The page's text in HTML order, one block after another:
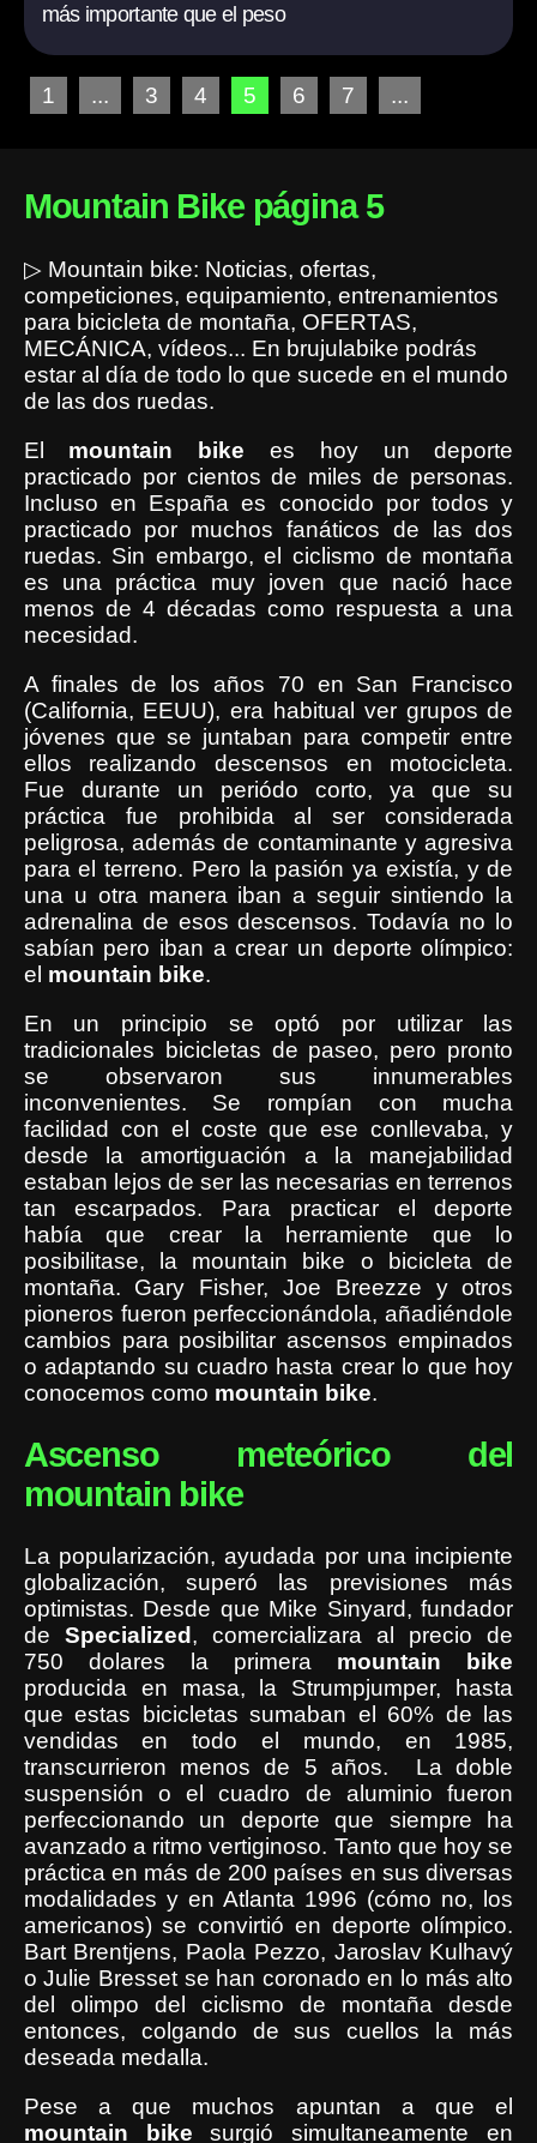
más importante que el peso
1 ... 3 4 5 6 7 ...
Mountain Bike página 5
▷ Mountain bike: Noticias, ofertas,
competiciones, equipamiento, entrenamientos
para bicicleta de montaña, OFERTAS,
MECÁNICA, vídeos... En brujulabike podrás
estar al día de todo lo que sucede en el mundo
de las dos ruedas.
El mountain bike es hoy un deporte
practicado por cientos de miles de personas.
Incluso en España es conocido por todos y
practicado por muchos fanáticos de las dos
ruedas. Sin embargo, el ciclismo de montaña
es una práctica muy joven que nació hace
menos de 4 décadas como respuesta a una
necesidad.
A finales de los años 70 en San Francisco
(California, EEUU), era habitual ver grupos de
jóvenes que se juntaban para competir entre
ellos realizando descensos en motocicleta.
Fue durante un periódo corto, ya que su
práctica fue prohibida al ser considerada
peligrosa, además de contaminante y agresiva
para el terreno. Pero la pasión ya existía, y de
una u otra manera iban a seguir sintiendo la
adrenalina de esos descensos. Todavía no lo
sabían pero iban a crear un deporte olímpico:
el mountain bike.
En un principio se optó por utilizar las
tradicionales bicicletas de paseo, pero pronto
se observaron sus innumerables
inconvenientes. Se rompían con mucha
facilidad con el coste que ese conllevaba, y
desde la amortiguación a la manejabilidad
estaban lejos de ser las necesarias en terrenos
tan escarpados. Para practicar el deporte
había que crear la herramiente que lo
posibilitase, la mountain bike o bicicleta de
montaña. Gary Fisher, Joe Breezze y otros
pioneros fueron perfeccionándola, añadiéndole
cambios para posibilitar ascensos empinados
o adaptando su cuadro hasta crear lo que hoy
conocemos como mountain bike.
Ascenso meteórico del
mountain bike
La popularización, ayudada por una incipiente
globalización, superó las previsiones más
optimistas. Desde que Mike Sinyard, fundador
de Specialized , comercializara al precio de
750 dolares la primera mountain bike
producida en masa, la Strumpjumper, hasta
que estas bicicletas sumaban el 60% de las
vendidas en todo el mundo, en 1985,
transcurrieron menos de 5 años. La doble
suspensión o el cuadro de aluminio fueron
perfeccionando un deporte que siempre ha
avanzado a ritmo vertiginoso. Tanto que hoy se
práctica en más de 200 países en sus diversas
modalidades y en Atlanta 1996 (cómo no, los
americanos) se convirtió en deporte olímpico.
Bart Brentjens, Paola Pezzo, Jaroslav Kulhavý
o Julie Bresset se han coronado en lo más alto
del olimpo del ciclismo de montaña
desde
entonces, colgando de sus cuellos la más
deseada medalla.
Pese a que muchos apuntan a que el
mountain
bikesurgió simultaneamente en